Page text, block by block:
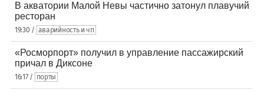
В акватории Малой Невы частично затонул плавучий
ресторан
19:30 / аварийность и чп
«Росморпорт» получил в управление пассажирский
причал в Диксоне
16:17 / порты